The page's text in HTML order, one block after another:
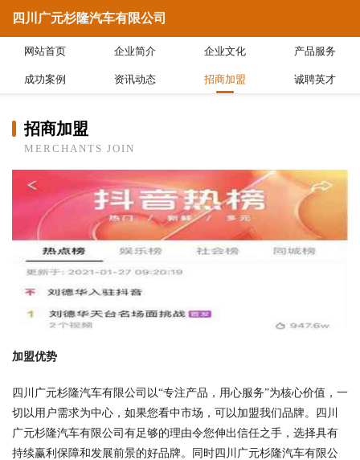
四川广元杉隆汽车有限公司
网站首页 企业简介 企业文化 产品服务
成功案例 资讯动态 招商加盟 诚聘英才
招商加盟
MERCHANTS JOIN
加盟优势
四川广元杉隆汽车有限公司以“专注产品，用心服务”为核心价值，一
切以用户需求为中心，如果您看中市场，可以加盟我们品牌。四川
广元杉隆汽车有限公司有足够的理由令您伸出信任之手，选择具有
持续赢利保障和发展前景的好品牌。同时四川广元杉隆汽车有限公